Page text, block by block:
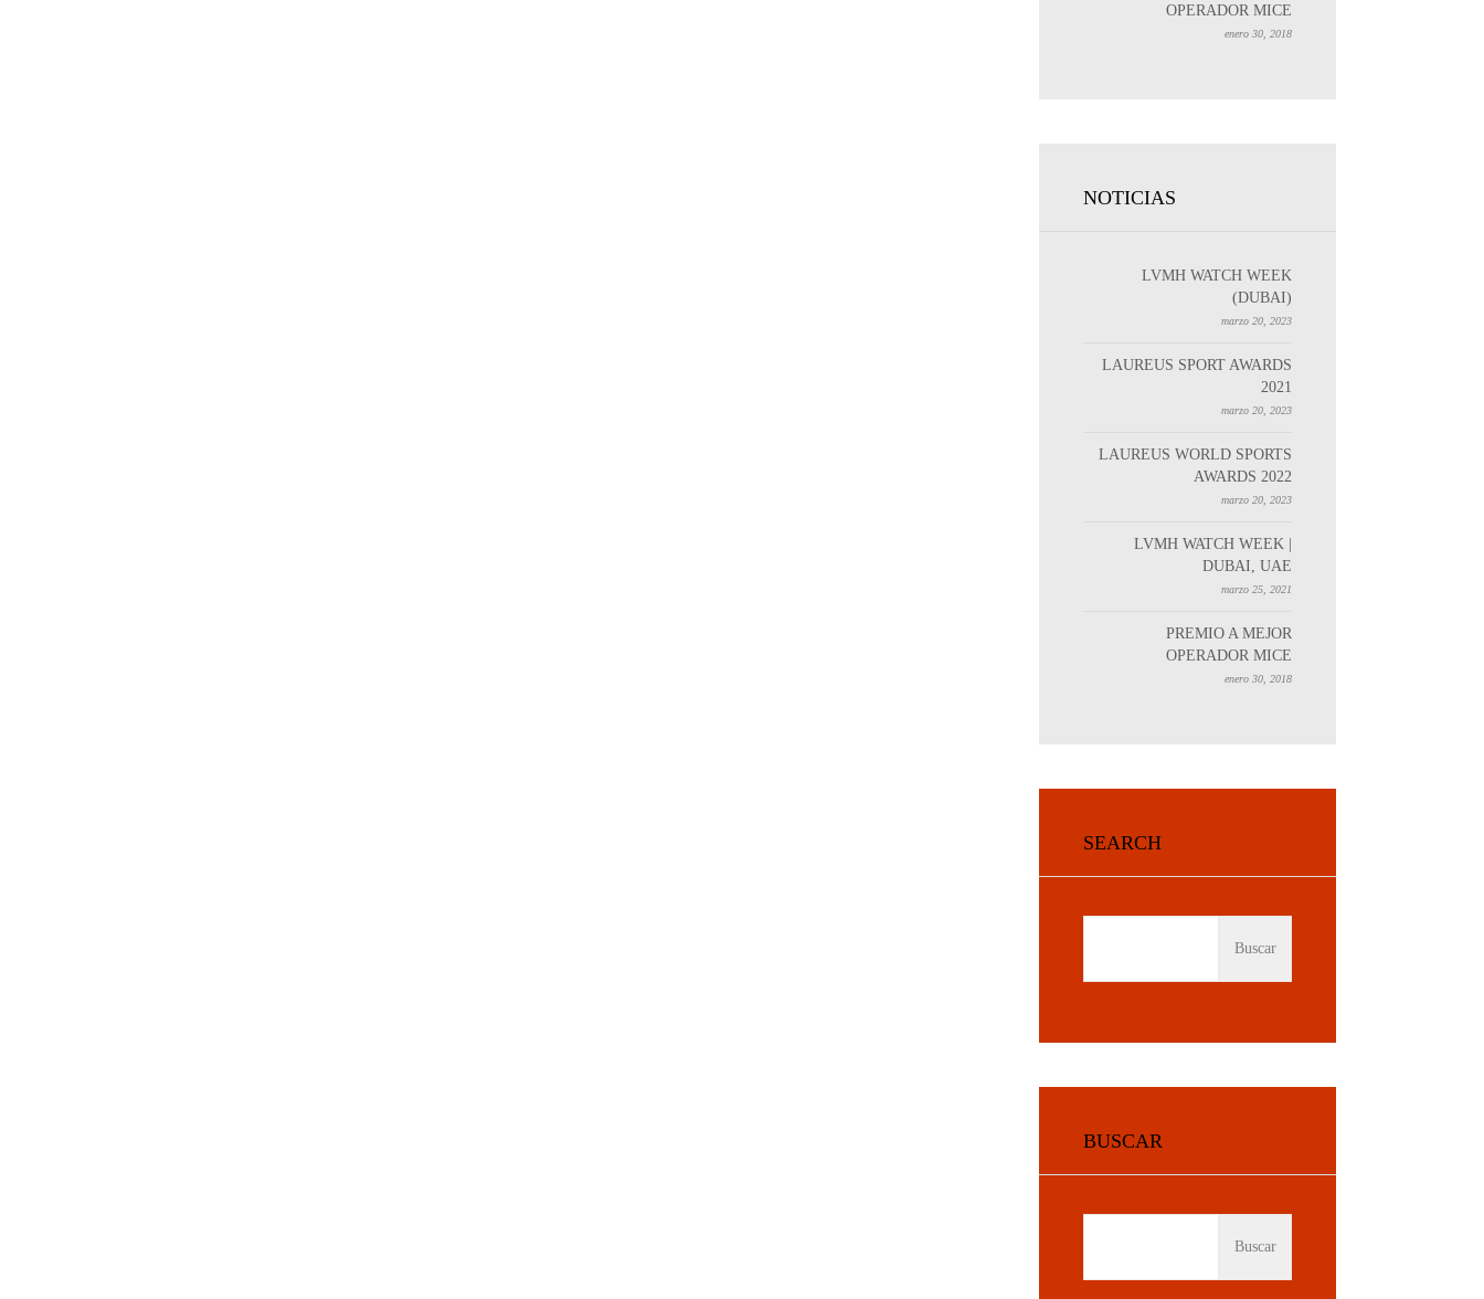
OPERADOR MICE
enero 30, 2018
NOTICIAS
LVMH WATCH WEEK
(DUBAI)
marzo 20, 2023
LAUREUS SPORT AWARDS
2021
marzo 20, 2023
LAUREUS WORLD SPORTS
AWARDS 2022
marzo 20, 2023
LVMH WATCH WEEK |
DUBAI, UAE
marzo 25, 2021
PREMIO A MEJOR
OPERADOR MICE
enero 30, 2018
SEARCH
BUSCAR